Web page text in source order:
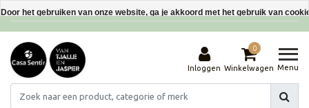
Interieurdecoraties van gerecyclede materialen
Inloggen
0
Winkelwagen Menu
Door het gebruiken van onze website, ga je akkoord met het gebruik van